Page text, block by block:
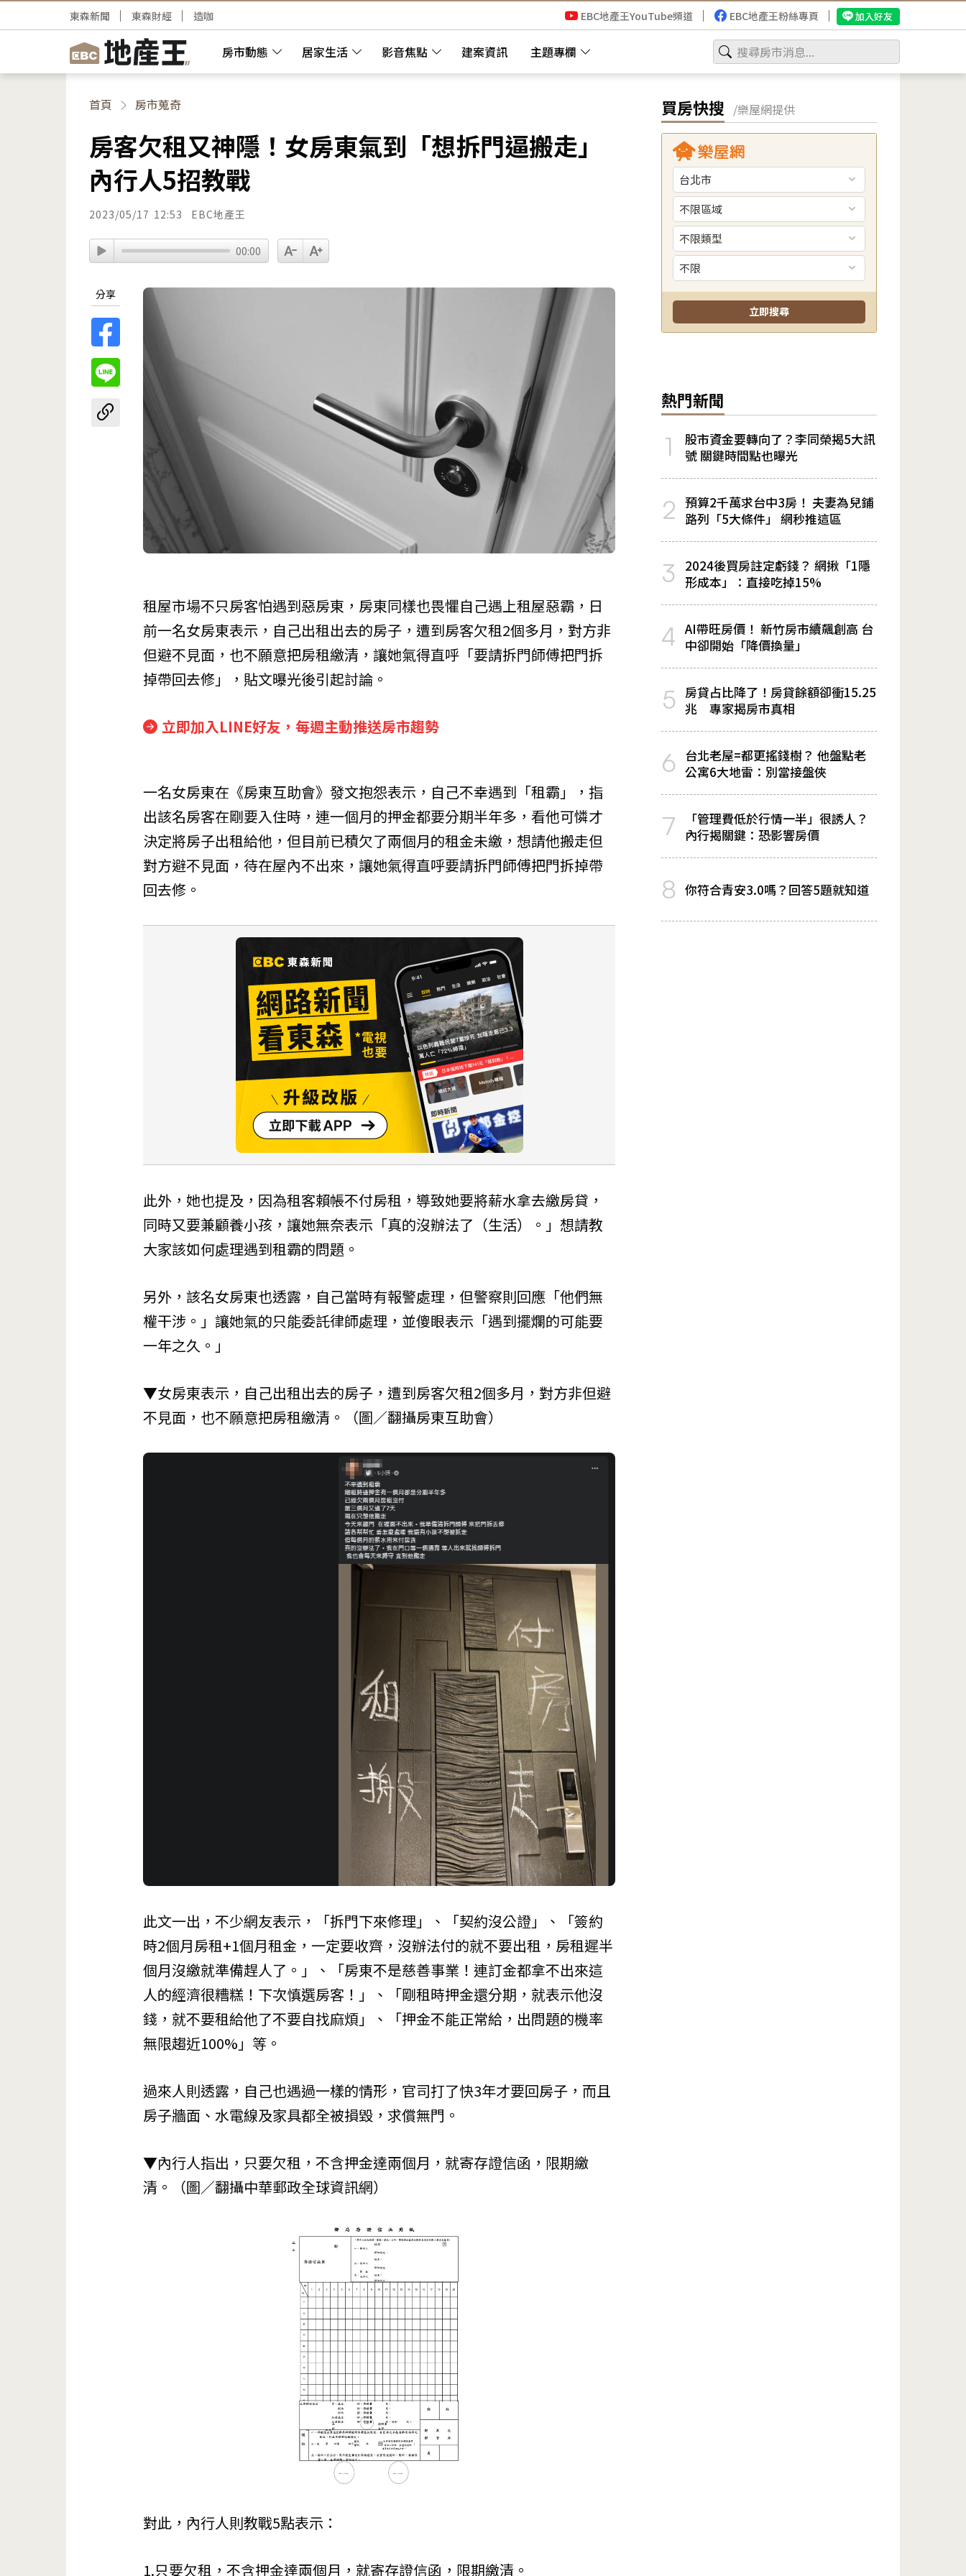
房市動態 居家生活 影音焦點 建案資訊 主題專欄
東森新聞 東森財經 造咖 EBC地產王YouTube頻道 EBC地產王粉絲專頁 加入好友
首頁 房市蒐奇
房客欠租又神隱！女房東氣到「想拆門逼搬走」
內行人5招教戰
2023/05/17 12:53 EBC地產王
00:00
分享
租屋市場不只房客怕遇到惡房東，房東同樣也畏懼自己遇上租屋惡霸，日
前一名女房東表示，自己出租出去的房子，遭到房客欠租2個多月，對方非
但避不見面，也不願意把房租繳清，讓她氣得直呼「要請拆門師傅把門拆
掉帶回去修」，貼文曝光後引起討論。
立即加入LINE好友，每週主動推送房市趨勢
一名女房東在《房東互助會》發文抱怨表示，自己不幸遇到「租霸」，指
出該名房客在剛要入住時，連一個月的押金都要分期半年多，看他可憐才
決定將房子出租給他，但目前已積欠了兩個月的租金未繳，想請他搬走但
對方避不見面，待在屋內不出來，讓她氣得直呼要請拆門師傅把門拆掉帶
回去修。
此外，她也提及，因為租客賴帳不付房租，導致她要將薪水拿去繳房貸，
同時又要兼顧養小孩，讓她無奈表示「真的沒辦法了（生活）。」想請教
大家該如何處理遇到租霸的問題。
另外，該名女房東也透露，自己當時有報警處理，但警察則回應「他們無
權干涉。」讓她氣的只能委託律師處理，並傻眼表示「遇到擺爛的可能要
一年之久。」
▼女房東表示，自己出租出去的房子，遭到房客欠租2個多月，對方非但避
不見面，也不願意把房租繳清。（圖／翻攝房東互助會）
此文一出，不少網友表示，「拆門下來修理」、「契約沒公證」、「簽約
時2個月房租+1個月租金，一定要收齊，沒辦法付的就不要出租，房租遲半
個月沒繳就準備趕人了。」、「房東不是慈善事業！連訂金都拿不出來這
人的經濟很糟糕！下次慎選房客！」、「剛租時押金還分期，就表示他沒
錢，就不要租給他了不要自找麻煩」、「押金不能正常給，出問題的機率
無限趨近100%」等。
過來人則透露，自己也遇過一樣的情形，官司打了快3年才要回房子，而且
房子牆面、水電線及家具都全被損毀，求償無門。
▼內行人指出，只要欠租，不含押金達兩個月，就寄存證信函，限期繳
清。（圖／翻攝中華郵政全球資訊網）
對此，內行人則教戰5點表示：
1.只要欠租，不含押金達兩個月，就寄存證信函，限期繳清。
買房快搜 /樂屋網提供
熱門新聞
1
股市資金要轉向了？李同榮揭5大訊
號 關鍵時間點也曝光
2 預算2千萬求台中3房！ 夫妻為兒鋪
路列「5大條件」 網秒推這區
3
2024後買房註定虧錢？ 網揪「1隱
形成本」：直接吃掉15%
4 AI帶旺房價！ 新竹房市續飆創高 台
中卻開始「降價換量」
5 房貸占比降了！房貸餘額卻衝15.25
兆 專家揭房市真相
6
台北老屋=都更搖錢樹？ 他盤點老
公寓6大地雷：別當接盤俠
7
「管理費低於行情一半」很誘人？
內行揭關鍵：恐影響房價
8 你符合青安3.0嗎？回答5題就知道